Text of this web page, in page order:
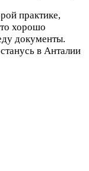
практике,
хорошо
документы.
в Анталии